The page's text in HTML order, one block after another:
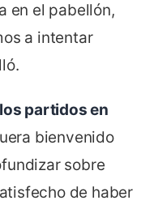
en el pabellón,
a intentar
partidos en
bienvenido
sobre
de haber